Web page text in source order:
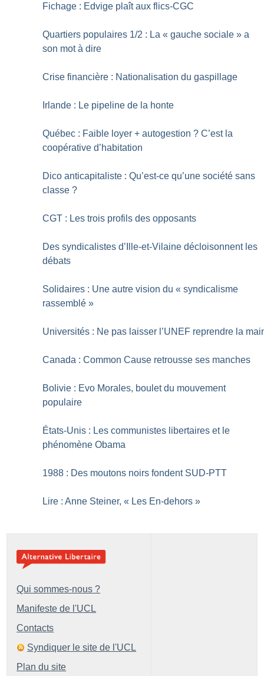
Fichage : Edvige plaît aux flics-CGC
Quartiers populaires 1/2 : La « gauche sociale » a
son mot à dire
Crise financière : Nationalisation du gaspillage
Irlande : Le pipeline de la honte
Québec : Faible loyer + autogestion ? C’est la
coopérative d’habitation
Dico anticapitaliste : Qu’est-ce qu’une société sans
classe ?
CGT : Les trois profils des opposants
Des syndicalistes d’Ille-et-Vilaine décloisonnent les
débats
Solidaires : Une autre vision du « syndicalisme
rassemblé »
Universités : Ne pas laisser l’UNEF reprendre la
Canada : Common Cause retrousse ses manches
Bolivie : Evo Morales, boulet du mouvement
populaire
États-Unis : Les communistes libertaires et le
phénomène Obama
1988 : Des moutons noirs fondent SUD-PTT
Lire : Anne Steiner, « Les En-dehors »
Qui sommes-nous ?
Manifeste de l'UCL
Contacts
Syndiquer le site de l'UCL
Plan du site